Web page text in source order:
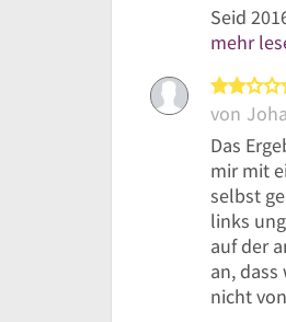
Seid
mehr
von
Das
mir mit
selbst
links
auf der
an,
nicht